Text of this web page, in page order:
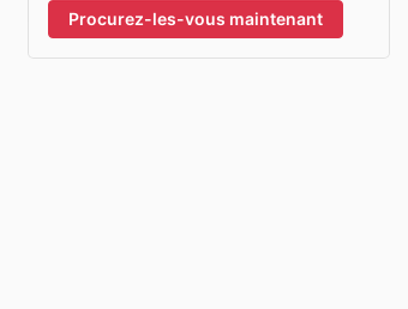
Procurez-les-vous maintenant